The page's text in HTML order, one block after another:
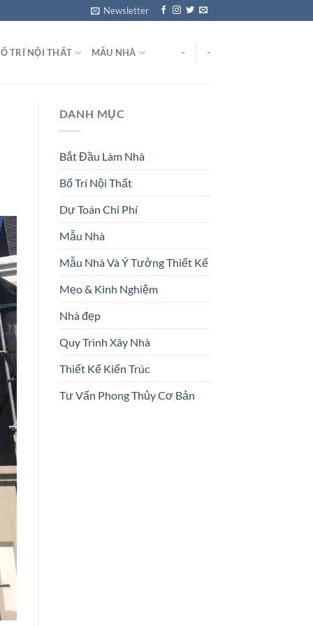
Newsletter
TRÍ NỘI THẤT MẪU NHÀ - -
DANH MỤC
Bắt Đầu Làm Nhà
Bố Trí Nội Thất
Dự Toán Chi Phí
Mẫu Nhà
Mẫu Nhà Và Ý Tưởng Thiết Kế
Mẹo & Kinh Nghiệm
Nhà đẹp
Quy Trình Xây Nhà
Thiết Kế Kiến Trúc
Tư Vấn Phong Thủy Cơ Bản